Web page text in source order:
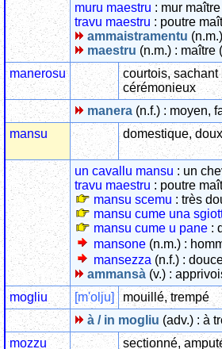
muru maestru : mur maître
travu maestru : poutre
ammaistramentu
maestru (n.m.) : maître
manerosu
courtois,
cérémonieux
manera (n.f.) : moyen,
mansu
domestique,
un cavallu mansu : un
travu maestru : poutre
mansu scemu : très
mansu cume una
mansu cume u pane :
mansone (n.m.) :
mansezza (n.f.) :
ammansà (v.) :
mogliu
[m'olju]
mouillé, trempé
à / in mogliu (adv.) : à
mozzu
sectionné,